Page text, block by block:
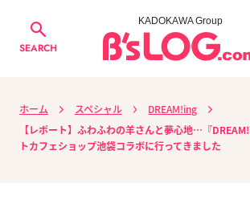
SEARCH
KADOKAWA Group
ホーム スペシャル
DREAM!ing
【レポート】ふわふわの羊さんと夢心地…『
トカフェショップ池袋コラボに行ってきました